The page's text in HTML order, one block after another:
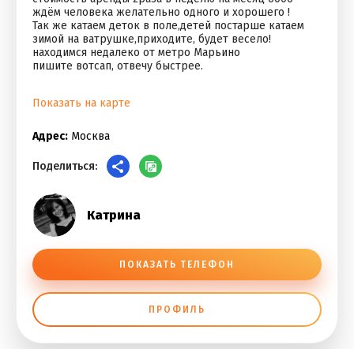
ждём человека желательно одного и хорошего !
Так же катаем деток в поле,детей постарше катаем
зимой на ватрушке,приходите, будет весело!
находимся недалеко от метро Марьино
пишите вотсап, отвечу быстрее.
Показать на карте
Адрес: Москва
Поделиться:
Катрина
ПОКАЗАТЬ ТЕЛЕФОН
ПРОФИЛЬ